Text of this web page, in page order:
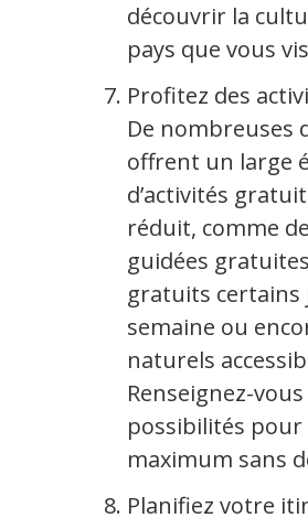
découvrir la
pays que vous
Profitez des
De nombreuses
offrent un large
d’activités
réduit, comme
guidées
gratuits certains
semaine ou
naturels
Renseignez-
possibilités
maximum sans
Planifiez votre